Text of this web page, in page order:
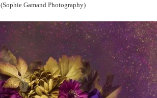
(Sophie Gamand Photography)